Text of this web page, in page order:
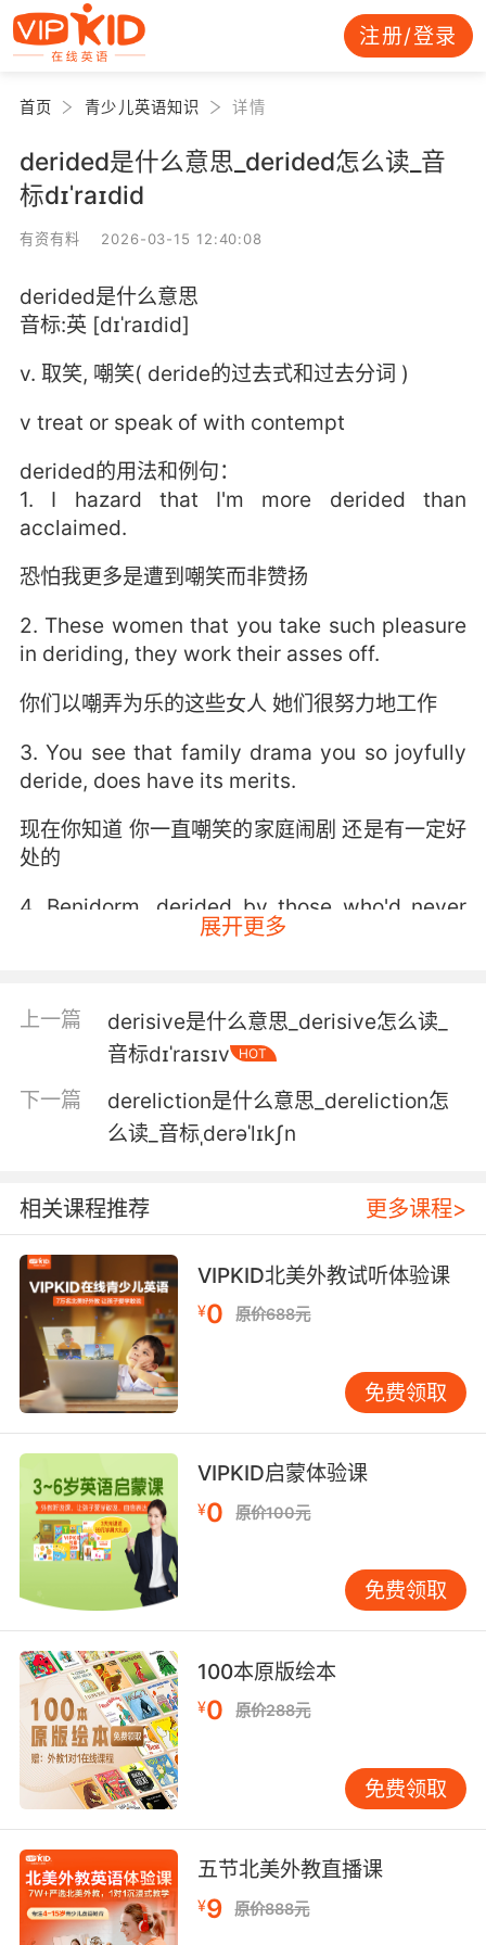
注册/登录
首页 青少儿英语知识 详情
derided是什么意思_derided怎么读_音
标dɪˈraɪdid
有资有料 2026-03-15 12:40:08
derided是什么意思
音标:英 [dɪˈraɪdid]
v. 取笑, 嘲笑( deride的过去式和过去分词 )
v treat or speak of with contempt
derided的用法和例句：
1. I hazard that I'm more derided than
acclaimed.
恐怕我更多是遭到嘲笑而非赞扬
2. These women that you take such pleasure
in deriding, they work their asses off.
你们以嘲弄为乐的这些女人 她们很努力地工作
3. You see that family drama you so joyfully
deride, does have its merits.
现在你知道 你一直嘲笑的家庭闹剧 还是有一定好
处的
4. Benidorm, derided by those who'd never
touch a package holiday, is actually held up
从不参加旅游团的人 不屑于去贝尼多姆 但一些专
家认为这是可持续 大众旅游区的典范
5. It's deeply gendered and rigidly
hierarchical, and it explicitly derides all those
somehow don't fit from barbarous foreigners
to the old and ugly, the fat and the flabby.
它严格区分了性别和阶级 它不讳地嘲笑那些 不符
合审美的脸庞 身体 习惯 从野蛮的外乡人到年老
貌丑 体态肥胖松弛的人
展开更多
上一篇
derisive是什么意思_derisive怎么读_
音标dɪˈraɪsɪv
HOT
下一篇
dereliction是什么意思_dereliction怎
么读_音标ˌderəˈlɪkʃn
相关课程推荐 更多课程>
VIPKID北美外教试听体验课
¥0 原价688元
免费领取
VIPKID启蒙体验课
¥0 原价100元
免费领取
100本原版绘本
¥0 原价288元
免费领取
五节北美外教直播课
¥9 原价888元